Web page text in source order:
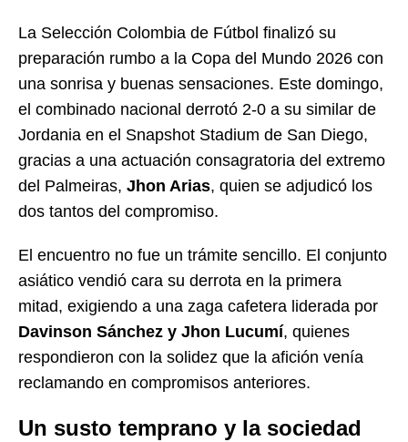
La Selección Colombia de Fútbol finalizó su
preparación rumbo a la Copa del Mundo 2026 con
una sonrisa y buenas sensaciones. Este domingo,
el combinado nacional derrotó 2-0 a su similar de
Jordania en el Snapshot Stadium de San Diego,
gracias a una actuación consagratoria del extremo
del Palmeiras, Jhon Arias, quien se adjudicó los
dos tantos del compromiso.
El encuentro no fue un trámite sencillo. El conjunto
asiático vendió cara su derrota en la primera
mitad, exigiendo a una zaga cafetera liderada por
Davinson Sánchez y Jhon Lucumí, quienes
respondieron con la solidez que la afición venía
reclamando en compromisos anteriores.
Un susto temprano y la sociedad